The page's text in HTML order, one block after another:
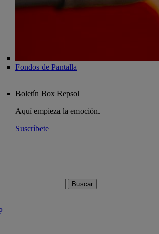
Fondos de Pantalla
Boletín Box Repsol
Aquí empieza la emoción.
Suscríbete